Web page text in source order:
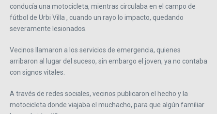
conducía una motocicleta, mientras circulaba en el campo de
fútbol de Urbi Villa , cuando un rayo lo impacto, quedando
severamente lesionados.
Vecinos llamaron a los servicios de emergencia, quienes
arribaron al lugar del suceso, sin embargo el joven, ya no contaba
con signos vitales.
A través de redes sociales, vecinos publicaron el hecho y la
motocicleta donde viajaba el muchacho, para que algún familiar